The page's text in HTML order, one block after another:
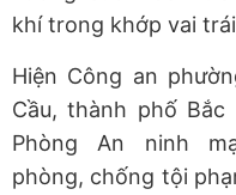
khí trong khớp vai
Hiện Công an
Cầu, thành phố Bắc
Phòng An ninh
phòng, chống tội